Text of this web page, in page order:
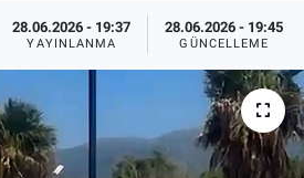
28.06.2026 - 19:37
YAYINLANMA
28.06.2026 - 19:45
GÜNCELLEME